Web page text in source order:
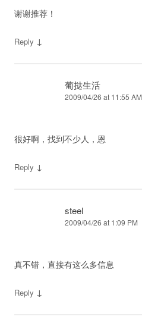
谢谢推荐！
Reply ↓
葡挞生活
2009/04/26 at 11:55 AM
很好啊，找到不少人，恩
Reply ↓
steel
2009/04/26 at 1:09 PM
真不错，直接有这么多信息
Reply ↓